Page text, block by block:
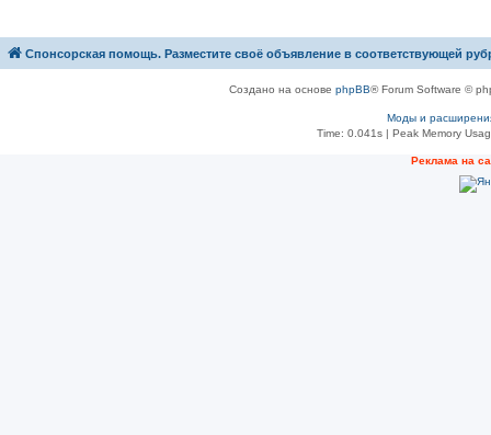
Спонсорская помощь. Разместите своё объявление в соответствующей
Создано на основе phpBB® Forum Software ©
Моды и
Time: 0.041s| Peak Memory
Рeклама на